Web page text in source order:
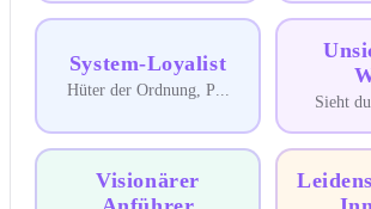
System-Loyalist
Hüter der Ordnung, P
Sieht
Visionärer